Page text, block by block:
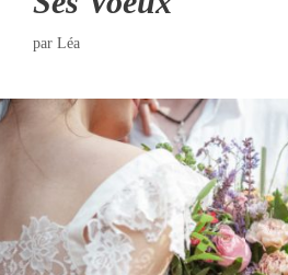
par Léa